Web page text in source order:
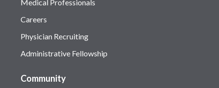
Medical Professionals
Careers
Physician Recruiting
Administrative Fellowship
Community